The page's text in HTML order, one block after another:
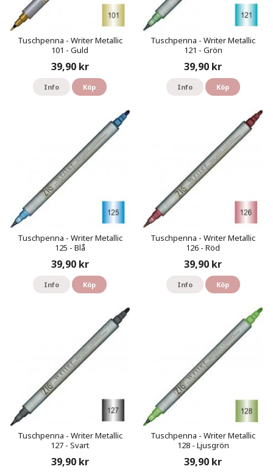
Tuschpenna - Writer Metallic
101 - Guld
39,90 kr
Info Köp
Tuschpenna - Writer Metallic
121 - Grön
39,90 kr
Info Köp
Tuschpenna - Writer Metallic
125 - Blå
39,90 kr
Info Köp
Tuschpenna - Writer Metallic
126 - Röd
39,90 kr
Info Köp
Tuschpenna - Writer Metallic
127 - Svart
39,90 kr
Tuschpenna - Writer Metallic
128 - Ljusgrön
39,90 kr